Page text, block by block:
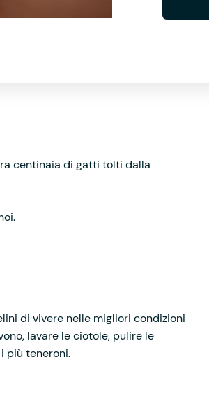
centinaia di gatti tolti dalla
di vivere nelle migliori condizioni
lavare le ciotole, pulire le
più teneroni.